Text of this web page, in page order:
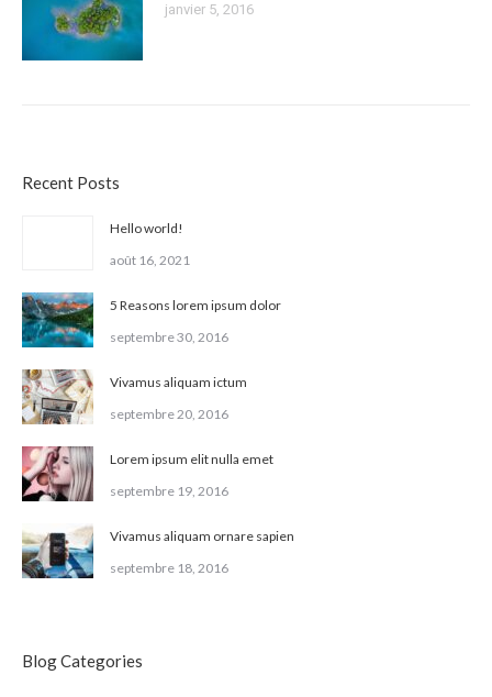
janvier 5, 2016
Recent Posts
Hello world!
août 16, 2021
5 Reasons lorem ipsum dolor
septembre 30, 2016
Vivamus aliquam ictum
septembre 20, 2016
Lorem ipsum elit nulla emet
septembre 19, 2016
Vivamus aliquam ornare sapien
septembre 18, 2016
Blog Categories